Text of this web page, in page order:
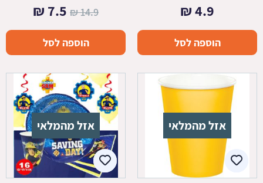
4.9
₪
הוספה לסל
14.9
₪ המחיר
המקורי
היה:
7.5
₪
הוספה לסל
אזל מהמלאי אזל מהמלאי